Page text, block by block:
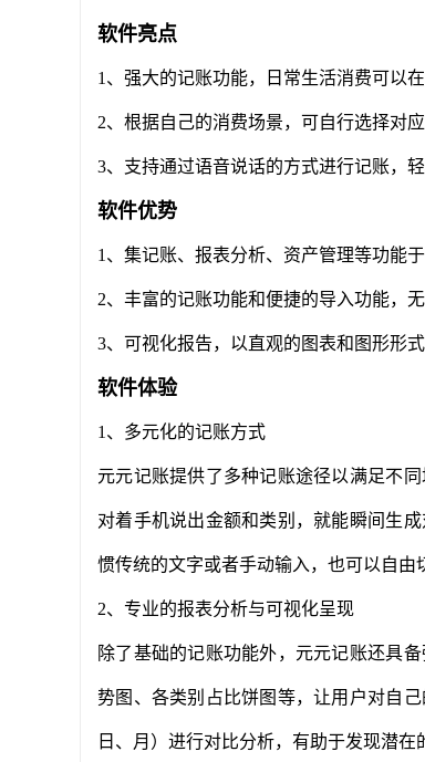
软件亮点
1、强大的记账功能，日常生活消费可以
2、根据自己的消费场景，可自行选择对
3、支持通过语音说话的方式进行记账，
软件优势
1、集记账、报表分析、资产管理等功能
2、丰富的记账功能和便捷的导入功能，
3、可视化报告，以直观的图表和图形形
软件体验
1、多元化的记账方式
元元记账提供了多种记账途径以满足不
对着手机说出金额和类别，就能瞬间生
惯传统的文字或者手动输入，也可以自由
2、专业的报表分析与可视化呈现
除了基础的记账功能外，元元记账还具
势图、各类别占比饼图等，让用户对自
日、月）进行对比分析，有助于发现潜在